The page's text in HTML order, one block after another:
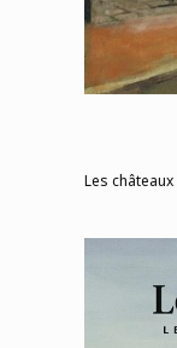
Les châteaux